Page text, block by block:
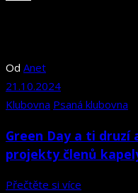
Od Anet
21.10.2024
Klubovna Psaná klubovna
Green Day a ti druzí
projekty členů
Přečtěte si více